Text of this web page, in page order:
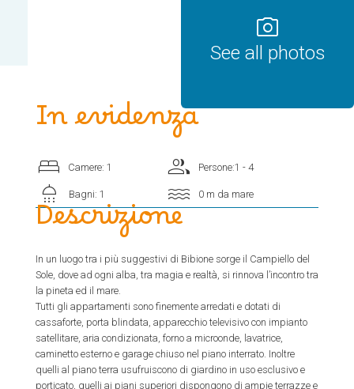
photo_camera
See all photos
In evidenza
bed Camere: 1 group Persone:1 - 4
shower Bagni: 1 water 0 m da mare
Descrizione
In un luogo tra i più suggestivi di Bibione sorge il Campiello del
Sole, dove ad ogni alba, tra magia e realtà, si rinnova l’incontro tra
la pineta ed il mare.
Tutti gli appartamenti sono finemente arredati e dotati di
cassaforte, porta blindata, apparecchio televisivo con impianto
satellitare, aria condizionata, forno a microonde, lavatrice,
caminetto esterno e garage chiuso nel piano interrato. Inoltre
quelli al piano terra usufruiscono di giardino in uso esclusivo e
porticato, quelli ai piani superiori dispongono di ampie terrazze e